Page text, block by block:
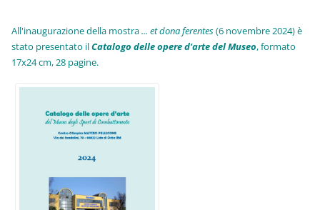
All'inaugurazione della mostra... et dona ferentes(6 novembre 2024) è
stato presentato ilCatalogo delle opere d'arte del Museo, formato
17x24 cm, 28 pagine.